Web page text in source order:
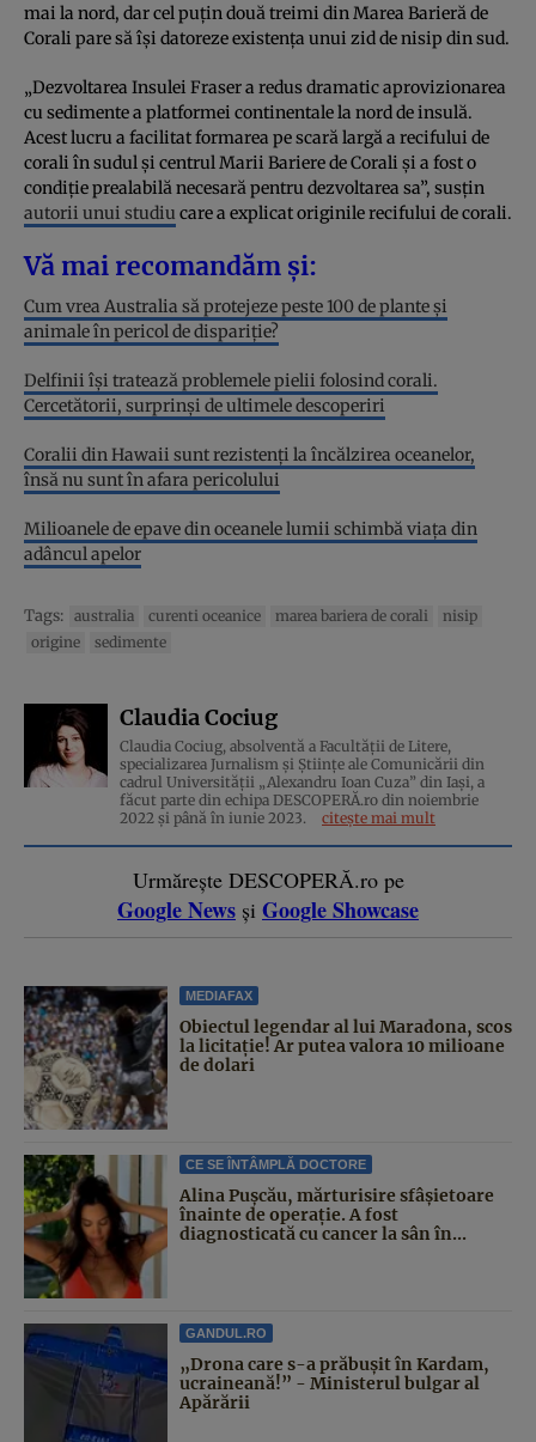
mai la nord, dar cel puțin două treimi din Marea Barieră de
Corali pare să își datoreze existența unui zid de nisip din sud.
„Dezvoltarea Insulei Fraser a redus dramatic aprovizionarea
cu sedimente a platformei continentale la nord de insulă.
Acest lucru a facilitat formarea pe scară largă a recifului de
corali în sudul și centrul Marii Bariere de Corali și a fost o
condiție prealabilă necesară pentru dezvoltarea sa”, susțin
autorii unui studiu care a explicat originile recifului de corali.
Vă mai recomandăm și:
Cum vrea Australia să protejeze peste 100 de plante și
animale în pericol de dispariție?
Delfinii își tratează problemele pielii folosind corali.
Cercetătorii, surprinși de ultimele descoperiri
Coralii din Hawaii sunt rezistenți la încălzirea oceanelor,
însă nu sunt în afara pericolului
Milioanele de epave din oceanele lumii schimbă viața din
adâncul apelor
Tags: australia curenti oceanice marea bariera de corali
nisip
origine
sedimente
Claudia Cociug
Claudia Cociug, absolventă a Facultății de Litere,
specializarea Jurnalism și Științe ale Comunicării din
cadrul Universității „Alexandru Ioan Cuza” din Iași, a
făcut parte din echipa DESCOPERĂ.ro din noiembrie
2022 și până în iunie 2023.
citește mai mult
Urmărește DESCOPERĂ.ro pe
Google News și Google Showcase
MEDIAFAX
Obiectul legendar al lui Maradona, scos
la licitație! Ar putea valora 10 milioane
de dolari
CE SE ÎNTÂMPLĂ DOCTORE
Alina Pușcău, mărturisire sfâșietoare
înainte de operație. A fost
diagnosticată cu cancer la sân în...
GANDUL.RO
„Drona care s-a prăbușit în Kardam,
ucraineană!” - Ministerul bulgar al
Apărării